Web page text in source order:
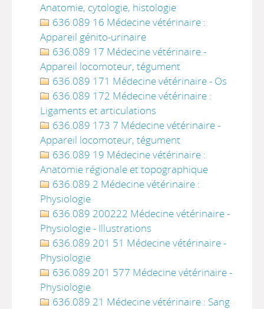
Anatomie, cytologie, histologie
636.089 16 Médecine vétérinaire :
Appareil génito-urinaire
636.089 17 Médecine vétérinaire -
Appareil locomoteur, tégument
636.089 171 Médecine vétérinaire - Os
636.089 172 Médecine vétérinaire :
Ligaments et articulations
636.089 173 7 Médecine vétérinaire -
Appareil locomoteur, tégument
636.089 19 Médecine vétérinaire :
Anatomie régionale et topographique
636.089 2 Médecine vétérinaire :
Physiologie
636.089 200222 Médecine vétérinaire -
Physiologie - Illustrations
636.089 201 51 Médecine vétérinaire -
Physiologie
636.089 201 577 Médecine vétérinaire -
Physiologie
636.089 21 Médecine vétérinaire : Sang